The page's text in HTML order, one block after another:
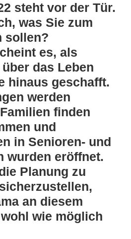
steht vor der Tür.
was Sie zum
sollen?
es, als
das Leben
hinaus geschafft.
werden
finden
und
in Senioren- und
wurden eröffnet.
Planung zu
an diesem
wie möglich